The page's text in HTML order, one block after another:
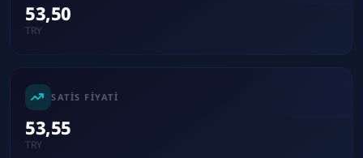
53,50
TRY
SATIS FIYATI
53,55
TRY